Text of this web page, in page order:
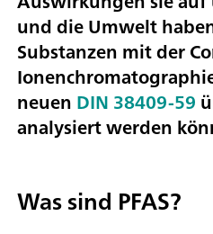
und die Umwelt
Substanzen mit der
neuen DIN 38409-59
analysiert werden
Was sind PFAS?